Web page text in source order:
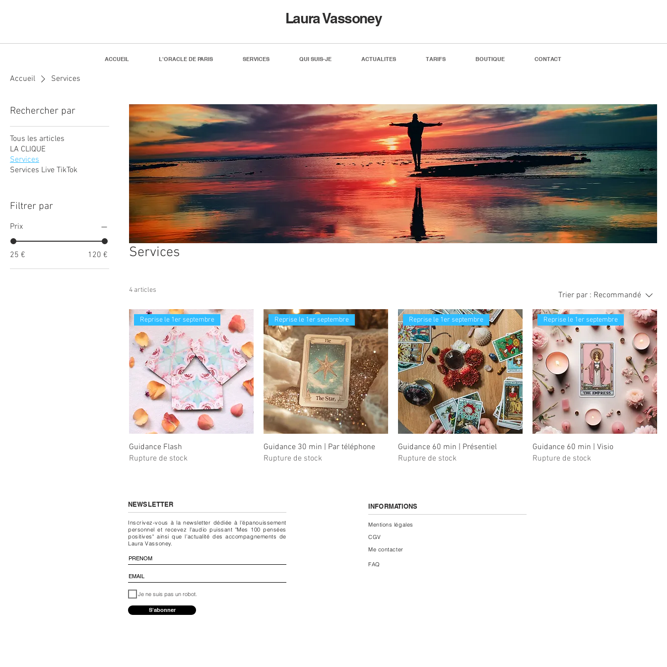
Laura Vassoney
ACCUEIL L'ORACLE DE PARIS SERVICES QUI SUIS-JE ACTUALITES TARIFS BOUTIQUE CONTACT
Accueil Services
Rechercher par
Tous les articles
LA CLIQUE
Services
Services Live TikTok
Filtrer par
Prix
25 € 120 € Services
4 articles
Trier par : Recommandé
Reprise le 1er septembre
Guidance Flash
Rupture de stock
Reprise le 1er septembre
Guidance 30 min | Par téléphone
Rupture de stock
Reprise le 1er septembre
Guidance 60 min | Présentiel
Rupture de stock
Reprise le 1er septembre
Guidance 60 min | Visio
Rupture de stock
NEWSLETTER
Inscrivez-vous à la newsletter dédiée à l'épanouissement
personnel et recevez l'audio puissant "Mes 100 pensées
positives" ainsi que l'actualité des accompagnements de
Laura Vassoney.
Je ne suis pas un robot.
S'abonner
INFORMATIONS
Mentions légales
CGV
Me contacter
FAQ